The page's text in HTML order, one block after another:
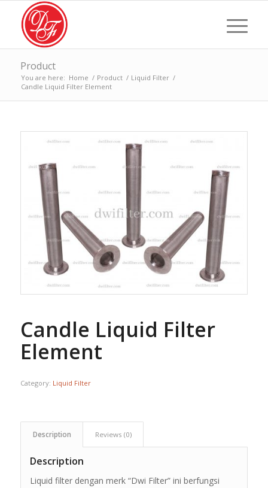
Product
You are here: Home / Product / Liquid Filter /
Candle Liquid Filter Element
Candle Liquid Filter
Element
Category: Liquid Filter
Description Reviews (0)
Description
Liquid filter dengan merk “Dwi Filter” ini berfungsi